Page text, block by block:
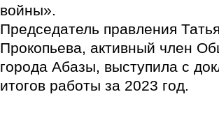
войны».
Председатель правления
Прокопьева, активный член
города Абазы, выступила с
итогов работы за 2023 год.